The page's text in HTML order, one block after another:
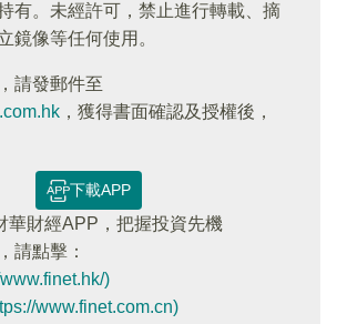
有。未經許可，禁止進行轉載、摘
鏡像等任何使用。
請發郵件至
，獲得書面確認及授權後，
下載APP
華財經APP，把握投資先機
請點擊：
)
www.finet.com.cn)